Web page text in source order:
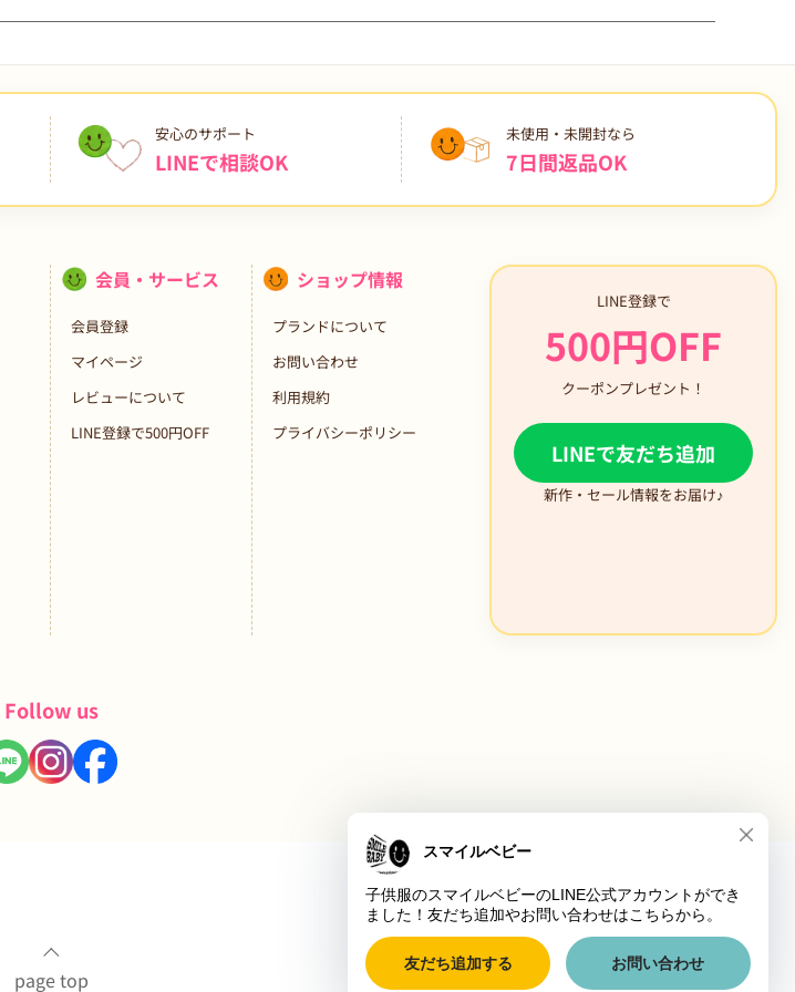
安心のサポート
LINEで相談OK
未使用・未開封なら
7日間返品OK
会員・サービス
会員登録
マイページ
レビューについて
LINE登録で500円OFF
ショップ情報
プランドについて
お問い合わせ
利用規約
プライバシーポリシー
LINE登録で
500円OFF
クーポンプレゼント！
LINEで友だち追加
新作・セール情報をお届け♪
Follow us
page top